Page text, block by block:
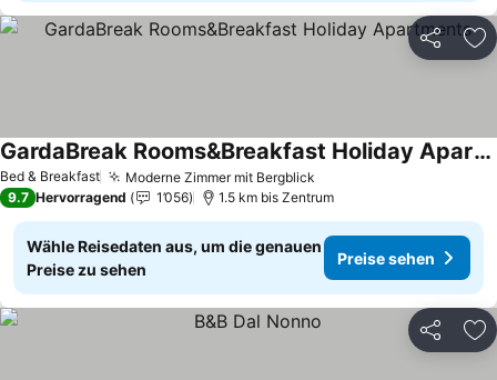
Teilen
Bed & Breakfast Moderne Zimmer mit Bergblick
GardaBreak Rooms&Breakfast Holiday Apartments
Preise sehen
9.7 Hervorragend 1’056 1.5 km bis Zentrum
Wähle Reisedaten aus, um die genauen
Preise zu sehen
Preise sehen
Teilen